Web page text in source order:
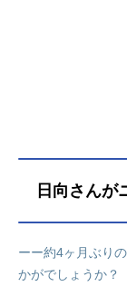
日向さんが
ーー約4ヶ月ぶり
かがでしょうか？